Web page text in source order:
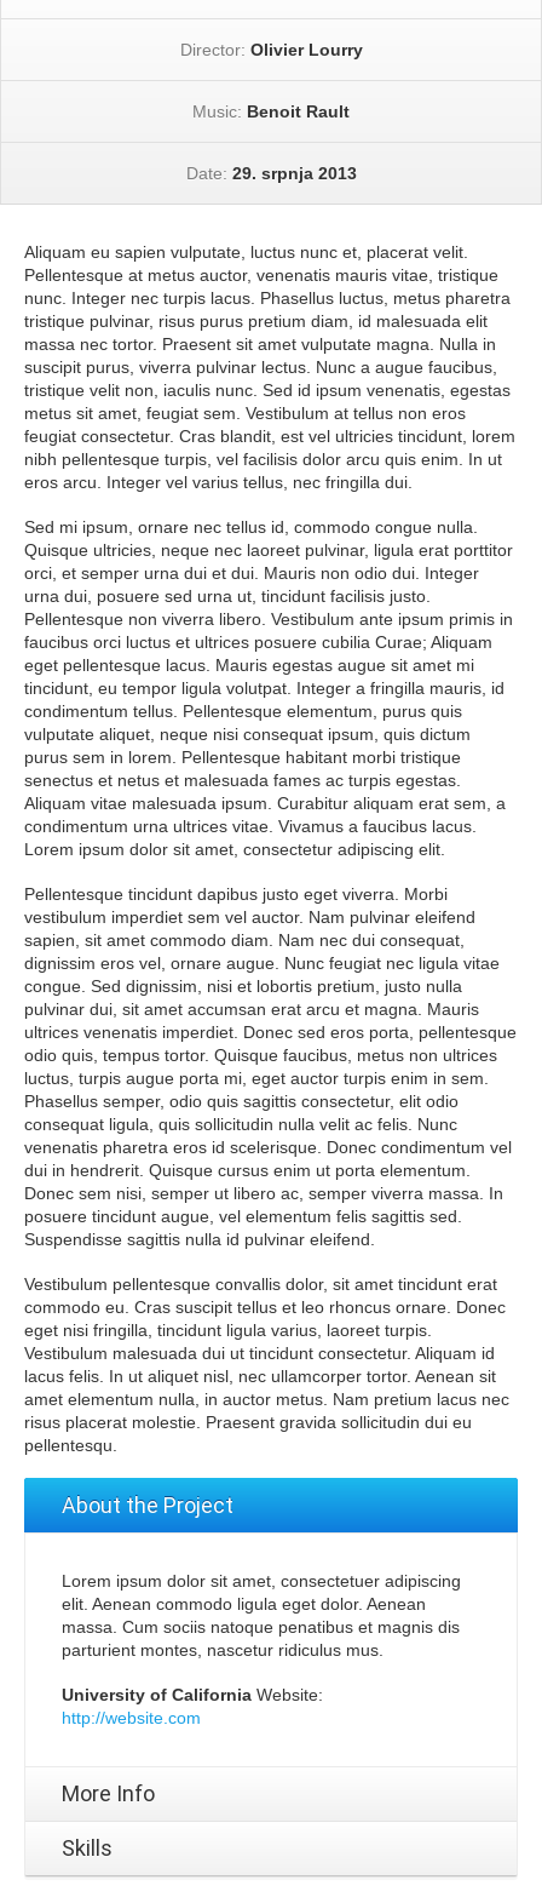
Director: Olivier Lourry
Music: Benoit Rault
Date: 29. srpnja 2013
Aliquam eu sapien vulputate, luctus nunc et, placerat velit.
Pellentesque at metus auctor, venenatis mauris vitae, tristique
nunc. Integer nec turpis lacus. Phasellus luctus, metus pharetra
tristique pulvinar, risus purus pretium diam, id malesuada elit
massa nec tortor. Praesent sit amet vulputate magna. Nulla in
suscipit purus, viverra pulvinar lectus. Nunc a augue faucibus,
tristique velit non, iaculis nunc. Sed id ipsum venenatis, egestas
metus sit amet, feugiat sem. Vestibulum at tellus non eros
feugiat consectetur. Cras blandit, est vel ultricies tincidunt, lorem
nibh pellentesque turpis, vel facilisis dolor arcu quis enim. In ut
eros arcu. Integer vel varius tellus, nec fringilla dui.
Sed mi ipsum, ornare nec tellus id, commodo congue nulla.
Quisque ultricies, neque nec laoreet pulvinar, ligula erat porttitor
orci, et semper urna dui et dui. Mauris non odio dui. Integer
urna dui, posuere sed urna ut, tincidunt facilisis justo.
Pellentesque non viverra libero. Vestibulum ante ipsum primis in
faucibus orci luctus et ultrices posuere cubilia Curae; Aliquam
eget pellentesque lacus. Mauris egestas augue sit amet mi
tincidunt, eu tempor ligula volutpat. Integer a fringilla mauris, id
condimentum tellus. Pellentesque elementum, purus quis
vulputate aliquet, neque nisi consequat ipsum, quis dictum
purus sem in lorem. Pellentesque habitant morbi tristique
senectus et netus et malesuada fames ac turpis egestas.
Aliquam vitae malesuada ipsum. Curabitur aliquam erat sem, a
condimentum urna ultrices vitae. Vivamus a faucibus lacus.
Lorem ipsum dolor sit amet, consectetur adipiscing elit.
Pellentesque tincidunt dapibus justo eget viverra. Morbi
vestibulum imperdiet sem vel auctor. Nam pulvinar eleifend
sapien, sit amet commodo diam. Nam nec dui consequat,
dignissim eros vel, ornare augue. Nunc feugiat nec ligula vitae
congue. Sed dignissim, nisi et lobortis pretium, justo nulla
pulvinar dui, sit amet accumsan erat arcu et magna. Mauris
ultrices venenatis imperdiet. Donec sed eros porta, pellentesque
odio quis, tempus tortor. Quisque faucibus, metus non ultrices
luctus, turpis augue porta mi, eget auctor turpis enim in sem.
Phasellus semper, odio quis sagittis consectetur, elit odio
consequat ligula, quis sollicitudin nulla velit ac felis. Nunc
venenatis pharetra eros id scelerisque. Donec condimentum vel
dui in hendrerit. Quisque cursus enim ut porta elementum.
Donec sem nisi, semper ut libero ac, semper viverra massa. In
posuere tincidunt augue, vel elementum felis sagittis sed.
Suspendisse sagittis nulla id pulvinar eleifend.
Vestibulum pellentesque convallis dolor, sit amet tincidunt erat
commodo eu. Cras suscipit tellus et leo rhoncus ornare. Donec
eget nisi fringilla, tincidunt ligula varius, laoreet turpis.
Vestibulum malesuada dui ut tincidunt consectetur. Aliquam id
lacus felis. In ut aliquet nisl, nec ullamcorper tortor. Aenean sit
amet elementum nulla, in auctor metus. Nam pretium lacus nec
risus placerat molestie. Praesent gravida sollicitudin dui eu
pellentesqu.
About the Project
Lorem ipsum dolor sit amet, consectetuer adipiscing
elit. Aenean commodo ligula eget dolor. Aenean
massa. Cum sociis natoque penatibus et magnis dis
parturient montes, nascetur ridiculus mus.
University of California Website:
http://website.com
More Info
Skills